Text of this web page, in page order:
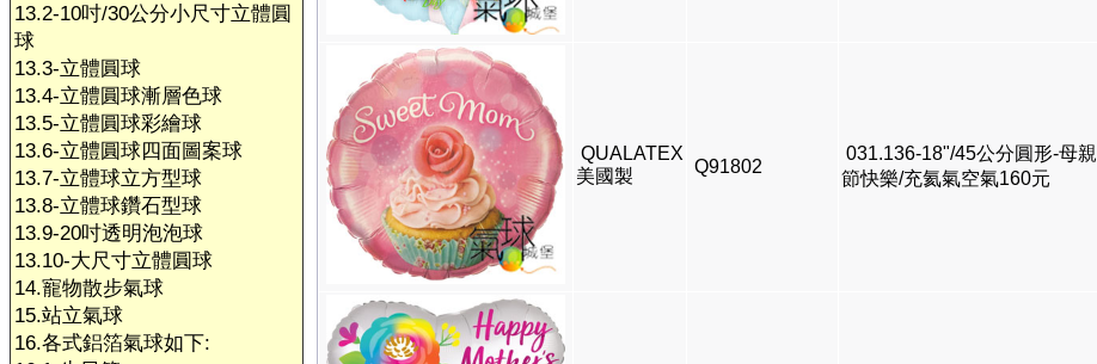
13.2-10吋/30公分小尺寸立體圓
球
13.3-立體圓球
13.4-立體圓球漸層色球
13.5-立體圓球彩繪球
13.6-立體圓球四面圖案球
13.7-立體球立方型球
13.8-立體球鑽石型球
13.9-20吋透明泡泡球
13.10-大尺寸立體圓球
14.寵物散步氣球
15.站立氣球
16.各式鋁箔氣球如下:
QUALATEX
美國製
Q91802
031.136-18"/45公分圓形-母親
節快樂/充氦氣空氣160元